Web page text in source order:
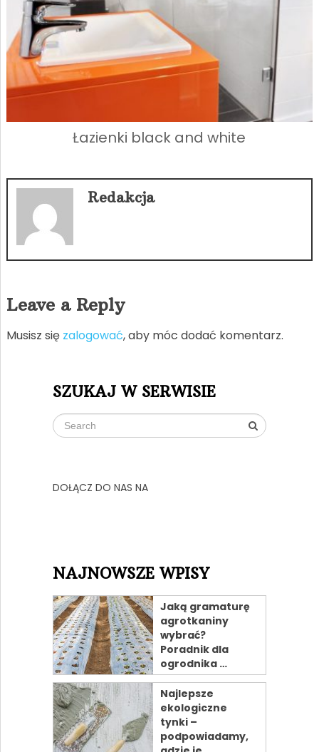
Łazienki black and white
Redakcja
Leave a Reply
Musisz się zalogować, aby móc dodać komentarz.
SZUKAJ W SERWISIE
DOŁĄCZ DO NAS NA
NAJNOWSZE WPISY
Jaką gramaturę
agrotkaniny
wybrać?
Poradnik dla
ogrodnika …
Najlepsze
ekologiczne
tynki –
podpowiadamy,